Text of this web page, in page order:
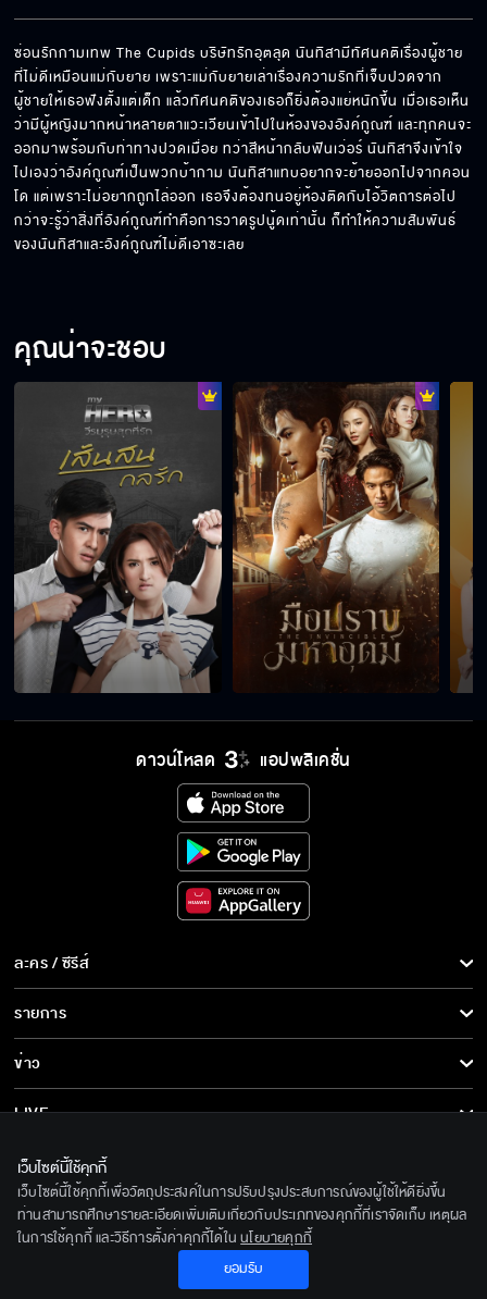
ซ่อนรักกามเทพ The Cupids บริษัทรักอุตลุด นันทิสามีทัศนคติเรื่องผู้ชาย
ที่ไม่ดีเหมือนแม่กับยาย เพราะแม่กับยายเล่าเรื่องความรักที่เจ็บปวดจาก
ผู้ชายให้เธอฟังตั้งแต่เด็ก แล้วทัศนคติของเธอก็ยิ่งต้องแย่หนักขึ้น เมื่อเธอเห็น
ว่ามีผู้หญิงมากหน้าหลายตาแวะเวียนเข้าไปในห้องของอังค์กูณฑ์ และทุกคนจะ
ออกมาพร้อมกับท่าทางปวดเมื่อย ทว่าสีหน้ากลับฟินเว่อร์ นันทิสาจึงเข้าใจ
ไปเองว่าอังค์กูณฑ์เป็นพวกบ้ากาม นันทิสาแทบอยากจะย้ายออกไปจากคอน
โด แต่เพราะไม่อยากถูกไล่ออก เธอจึงต้องทนอยู่ห้องติดกับไอ้วิตถารต่อไป
กว่าจะรู้ว่าสิ่งที่อังค์กูณฑ์ทำคือการวาดรูปนู้ดเท่านั้น ก็ทำให้ความสัมพันธ์
ของนันทิสาและอังค์กูณฑ์ไม่ดีเอาซะเลย
คุณน่าจะชอบ
ดาวน์โหลด แอปพลิเคชั่น
ละคร / ซีรีส์
ละคร/ซีรีส์
ซีรีส์นานาชาติ
การ์ตูน & เกม
รายการ
รายการทั้งหมด
ข่าว
ข่าวทั้งหมด
ข่าวประชาสัมพันธ์
LIVE
เกี่ยวกับเรา
BEC World
รู้จักเรา
ติดตามเราได้ที่
© 2020 Bangkok Entertainment Co.,Ltd. All Rights Reserved.
Powered by BECi Corporation Ltd.
เว็บไซต์นี้ใช้คุกกี้
เว็บไซต์นี้ใช้คุกกี้เพื่อวัตถุประสงค์ในการปรับปรุงประสบการณ์ของผู้ใช้ให้ดียิ่งขึ้น
ท่านสามารถศึกษารายละเอียดเพิ่มเติมเกี่ยวกับประเภทของคุกกี้ที่เราจัดเก็บ เหตุผล
ในการใช้คุกกี้ และวิธีการตั้งค่าคุกกี้ได้ใน นโยบายคุกกี้
ยอมรับ